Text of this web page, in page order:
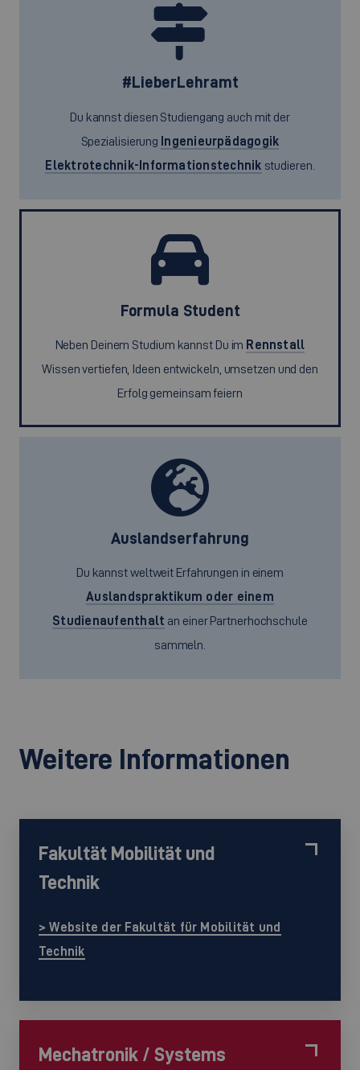
#LieberLehramt
Du kannst diesen Studiengang auch mit der
Spezialisierung Ingenieurpädagogik
Elektrotechnik-Informationstechnik studieren.
Formula Student
Neben Deinem Studium kannst Du im Rennstall
Wissen vertiefen, Ideen entwickeln, umsetzen und den
Erfolg gemeinsam feiern
Auslandserfahrung
Du kannst weltweit Erfahrungen in einem
Auslandspraktikum oder einem
Studienaufenthalt an einer Partnerhochschule
sammeln.
Weitere Informationen
Fakultät Mobilität und
Technik
> Website der Fakultät für Mobilität und
Technik
Mechatronik / Systems